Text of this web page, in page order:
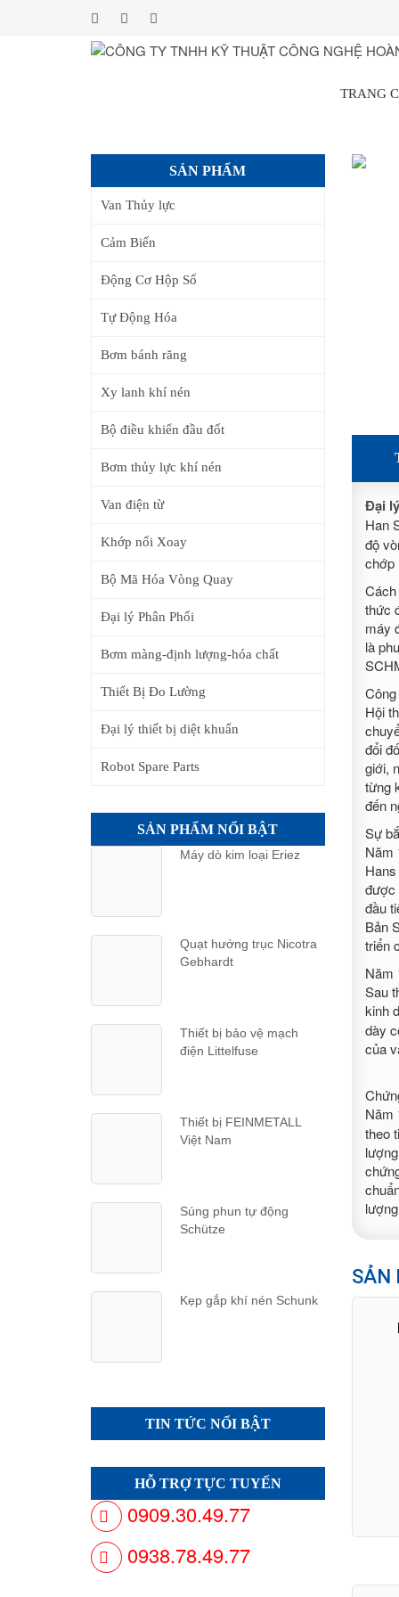
TRANG
Đại
Han
độ
chớp
thức
máy
là
Hội
đổi
giới,
từng
đến
Sự
Năm
được
đầu
Bản
triển
Năm
Sau
kinh
dày
của
Năm
theo
SẢN
SẢN PHẨM
Van Thủy lực
Cảm Biến
Động Cơ Hộp Số
Tự Động Hóa
Bơm bánh răng
Xy lanh khí nén
Bộ điều khiển đầu đốt
Bơm thủy lực khí nén
Van điện từ
Khớp nối Xoay
Bộ Mã Hóa Vòng Quay
Đại lý Phân Phối
Bơm màng-định lượng-hóa chất
Thiết Bị Đo Lường
Đại lý thiết bị diệt khuẩn
Robot Spare Parts
SẢN PHẨM NỔI BẬT
Máy dò kim loại Eriez
Quạt hướng trục Nicotra
Gebhardt
Thiết bị bảo vệ mạch
điện Littelfuse
Thiết bị FEINMETALL
Việt Nam
Súng phun tự động
Schütze
Kẹp gắp khí nén Schunk
TIN TỨC NỔI BẬT
HỖ TRỢ TỰC TUYẾN
0909.30.49.77
0938.78.49.77